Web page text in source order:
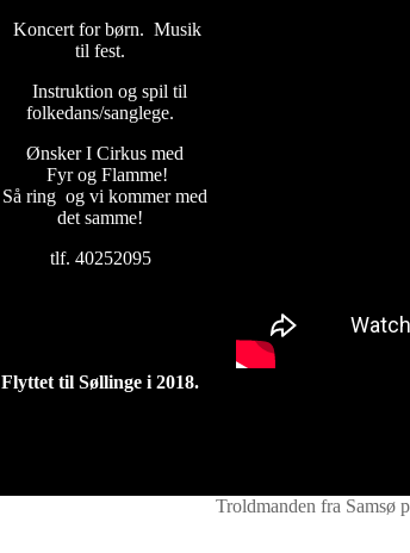
Koncert for børn. Musik
til fest.
Instruktion og spil til
folkedans/sanglege.
Ønsker I Cirkus med
Fyr og Flamme!
Så ring og vi kommer med
det samme!
tlf. 40252095
Flyttet til Søllinge i 2018.
Troldmanden fra Samsø